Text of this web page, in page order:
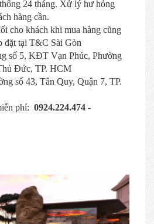
24 tháng. Xử lý hư hỏng
hàng cần.
cho khách khi mua hàng cũng
đặt tại T&C Sài Gòn
số 5, KĐT Vạn Phúc, Phường
Đức, TP. HCM
số 43, Tân Quy, Quận 7, TP.
phí: 0924.224.474 -